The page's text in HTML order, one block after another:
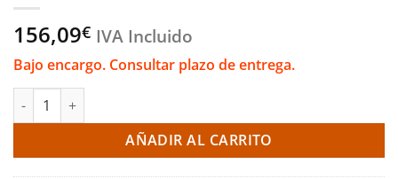
156,09€ IVA Incluido
Bajo encargo. Consultar plazo de entrega.
Base de asiento derecha - Ford Fiesta Mk6 02-08 (OMP)
AÑADIR AL CARRITO